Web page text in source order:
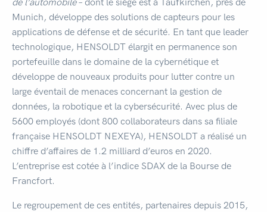
Munich, développe des solutions de capteurs pour les
applications de défense et de sécurité. En tant que leader
technologique, HENSOLDT élargit en permanence son
portefeuille dans le domaine de la cybernétique et
développe de nouveaux produits pour lutter contre un
large éventail de menaces concernant la gestion de
données, la robotique et la cybersécurité. Avec plus de
5600 employés (dont 800 collaborateurs dans sa filiale
française HENSOLDT NEXEYA), HENSOLDT a réalisé un
chiffre d’affaires de 1.2 milliard d’euros en 2020.
L’entreprise est cotée à l’indice SDAX de la Bourse de
Francfort.
Le regroupement de ces entités, partenaires depuis 2015,